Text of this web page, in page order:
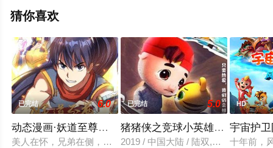
网等平台了解。
猜你喜欢
已完结 6.0
动态漫画·妖道至尊第一季
美人在怀，兄弟在侧，神兵在手！涅槃重生，妖皇再现！看少
已完结 5.0
猪猪侠之竞球小英雄第4季
2019 / 中国大陆 / 陆双,祖晴,徐经纬,
HD
宇宙护
十年前，